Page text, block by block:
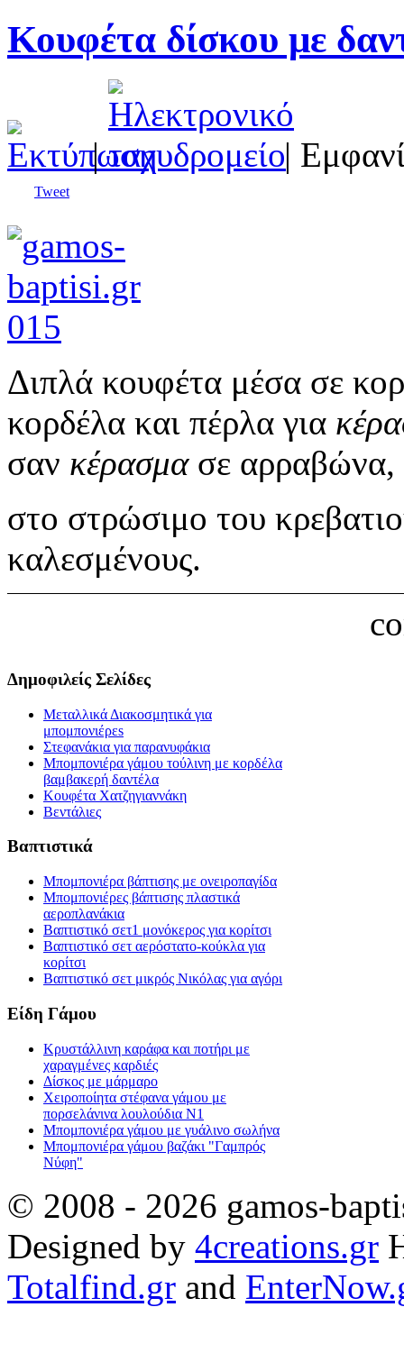
Κουφέτα δίσκου με
| |
Tweet
Διπλά κουφέτα μέσα σε
κορδέλα και πέρλα για
σαν κέρασμασε αρραβώνα,
στο στρώσιμο του
καλεσμένους.
Δημοφιλείς Σελίδες
Μεταλλικά Διακοσμητικά για
μπομπονιέρεs
Στεφανάκια για παρανυφάκια
Μπομπονιέρα γάμου τούλινη με κορδέλα
βαμβακερή δαντέλα
Κουφέτα Χατζηγιαννάκη
Βεντάλιες
Βαπτιστικά
Μπομπονιέρα βάπτισης με ονειροπαγίδα
Μπομπονιέρες βάπτισης πλαστικά
αεροπλανάκια
Βαπτιστικό σετ1 μονόκερος για κορίτσι
Βαπτιστικό σετ αερόστατο-κούκλα για
κορίτσι
Βαπτιστικό σετ μικρός Νικόλας για αγόρι
Είδη Γάμου
Κρυστάλλινη καράφα και ποτήρι με
χαραγμένες καρδιές
Δίσκος με μάρμαρο
Χειροποίητα στέφανα γάμου με
πορσελάνινα λουλούδια Ν1
Μπομπονιέρα γάμου με γυάλινο σωλήνα
Μπομπονιέρα γάμου βαζάκι "Γαμπρός
Νύφη"
© 2008 - 2026 gamos-
Designed by 4creations.gr
Totalfind.gr and